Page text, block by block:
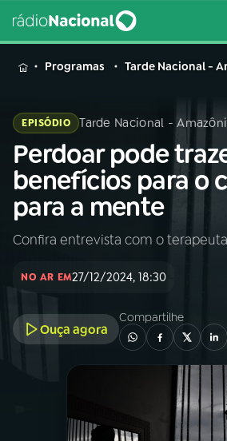
MENU
Buscar
na
Rádio
Nacional
Buscar
AO VIVO
02A RÁDIO
Programas Tarde Nacional -
EPISÓDIO Tarde Nacional -
Perdoar pode
benefícios para o
para a mente
Confira entrevista com o
NO AR EM27/12/2024, 18:30
Ouça agora
Compartilhe